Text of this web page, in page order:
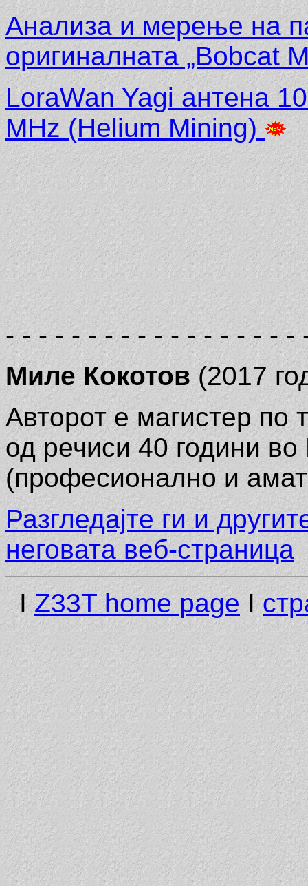
Анализа и мерење на
оригиналната „Bobcat
LoraWan Yagi антена
MHz (Helium Mining)
- - - - - - - - - - - - - - - - - -
Миле Кокотов(2017
Авторот е магистер по
од речиси 40 години
(професионално и
Разгледајте ги и
неговата веб-страница
IZ33T home page I